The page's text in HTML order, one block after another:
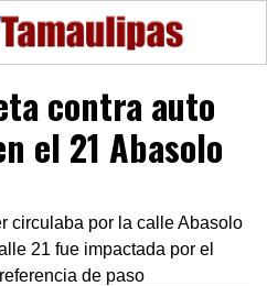
contra auto
el 21 Abasolo
circulaba por la calle Abasolo
21 fue impactada por el
de paso